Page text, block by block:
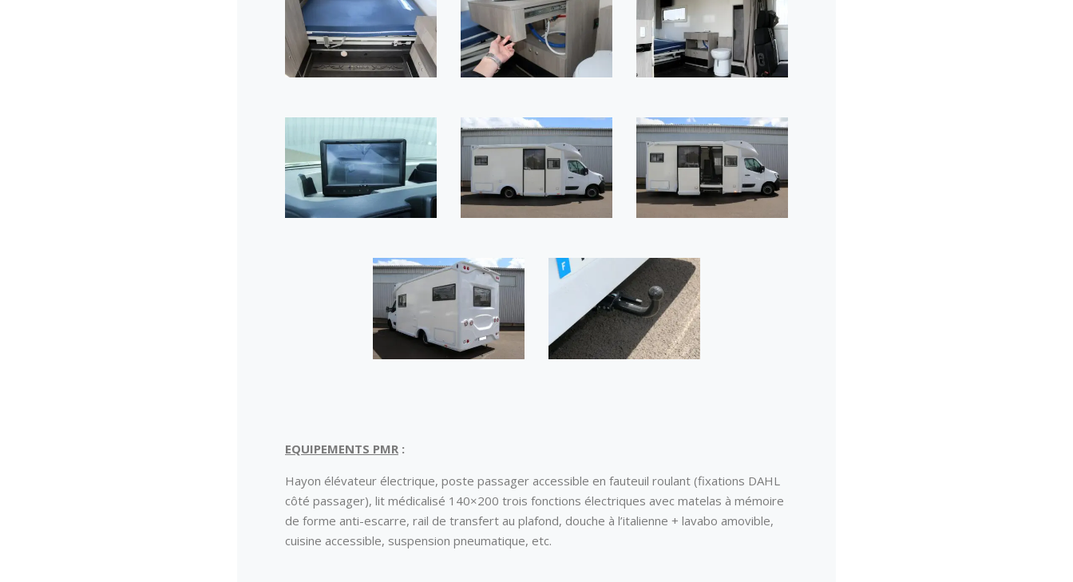
EQUIPEMENTS PMR :
Hayon élévateur électrique, poste passager accessible en fauteuil roulant (fixations DAHL
côté passager), lit médicalisé 140×200 trois fonctions électriques avec matelas à mémoire
de forme anti-escarre, rail de transfert au plafond, douche à l’italienne + lavabo amovible,
cuisine accessible, suspension pneumatique, etc.